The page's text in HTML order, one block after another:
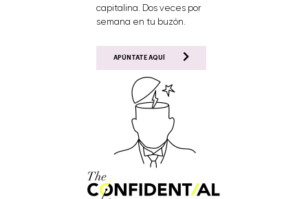
capitalina. Dos veces por
semana en tu buzón.
APÚNTATE AQUÍ